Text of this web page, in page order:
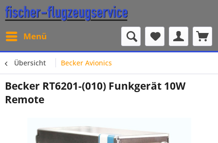
Menü
Übersicht Becker Avionics
Becker RT6201-(010) Funkgerät 10W
Remote